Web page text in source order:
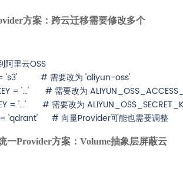
方案：跨云迁移需要修改多个
阿里云OSS
's3'          # 需要改为 'aliyun-oss'
= '...'       # 需要改为
= '...'       # 需要改为
一Provider方案：Volume抽象层屏蔽云